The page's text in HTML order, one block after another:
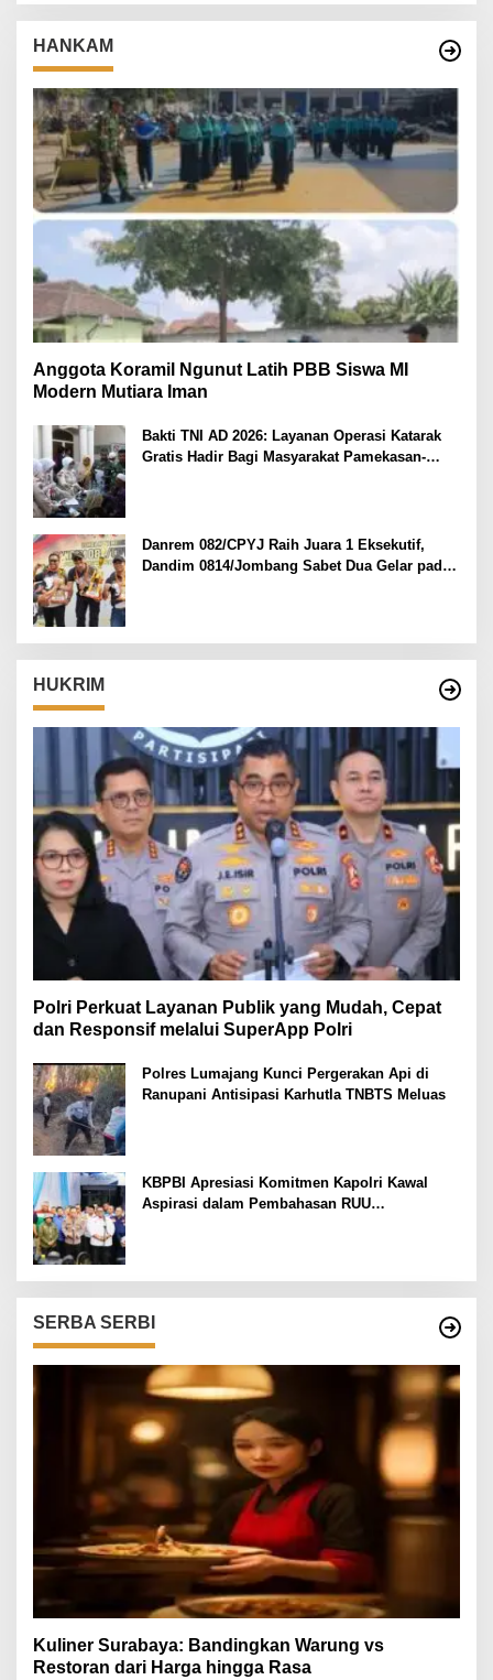
HANKAM
Anggota Koramil Ngunut Latih PBB Siswa MI
Modern Mutiara Iman
Bakti TNI AD 2026: Layanan Operasi Katarak
Gratis Hadir Bagi Masyarakat Pamekasan-
Danrem 082/CPYJ Raih Juara 1 Eksekutif,
Dandim 0814/Jombang Sabet Dua Gelar pada
HUKRIM
Polri Perkuat Layanan Publik yang Mudah, Cepat
dan Responsif melalui SuperApp Polri
Polres Lumajang Kunci Pergerakan Api di
Ranupani Antisipasi Karhutla TNBTS Meluas
KBPBI Apresiasi Komitmen Kapolri Kawal
Aspirasi dalam Pembahasan RUU
SERBA SERBI
Kuliner Surabaya: Bandingkan Warung vs
Restoran dari Harga hingga Rasa